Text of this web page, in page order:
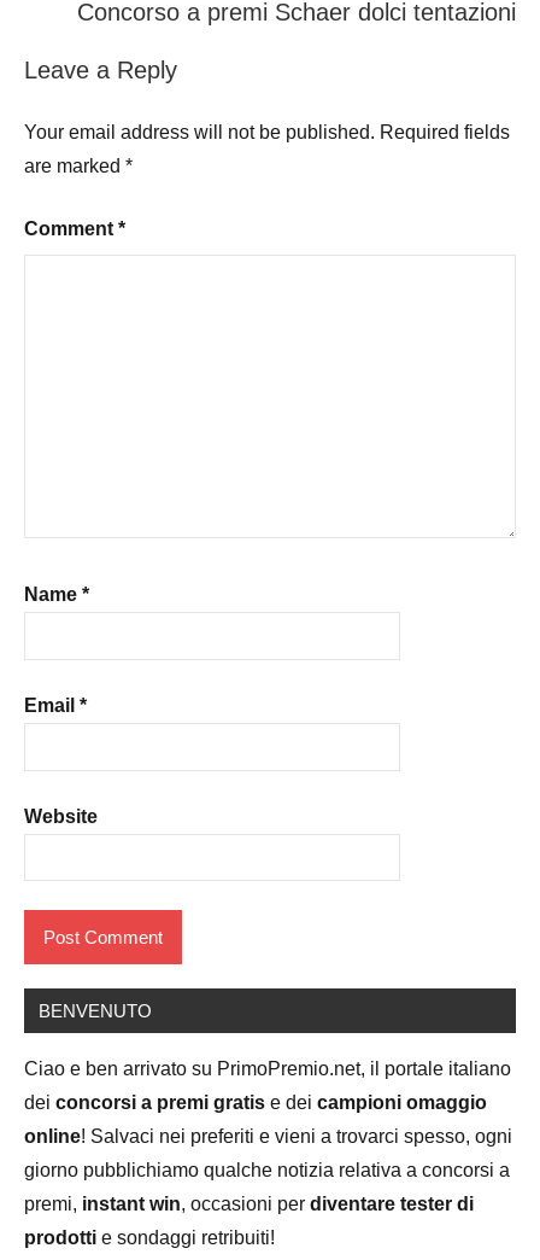
Concorso a premi Schaer dolci tentazioni
Leave a Reply
Your email address will not be published. Required fields
are marked *
Comment *
Name *
Email *
Website
BENVENUTO
Ciao e ben arrivato su PrimoPremio.net, il portale italiano
dei concorsi a premi gratis e dei campioni omaggio
online! Salvaci nei preferiti e vieni a trovarci spesso, ogni
giorno pubblichiamo qualche notizia relativa a concorsi a
premi, instant win, occasioni per diventare tester di
prodotti e sondaggi retribuiti!